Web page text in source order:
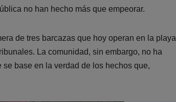
no han hecho más que empeorar.
de tres barcazas que hoy operan en la playa
La comunidad, sin embargo, no ha
base en la verdad de los hechos que,